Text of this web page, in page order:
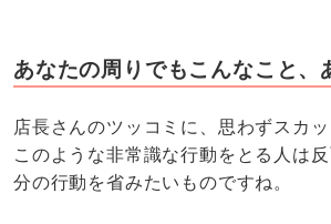
あなたの周りでもこんなこと、
店長さんのツッコミに、思わずスカッ
このような非常識な行動をとる人は
分の行動を省みたいものですね。